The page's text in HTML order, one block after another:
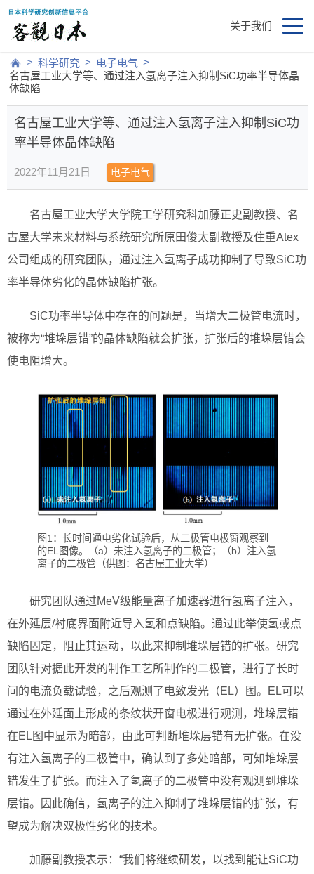
关于我们
> 科学研究 > 电子电气 >
名古屋工业大学等、通过注入氢离子注入抑制SiC功率半导体晶
体缺陷
名古屋工业大学等、通过注入氢离子注入抑制SiC功
率半导体晶体缺陷
2022年11月21日 电子电气
名古屋工业大学大学院工学研究科加藤正史副教授、名
古屋大学未来材料与系统研究所原田俊太副教授及住重Atex
公司组成的研究团队，通过注入氢离子成功抑制了导致SiC功
率半导体劣化的晶体缺陷扩张。
SiC功率半导体中存在的问题是，当增大二极管电流时，
被称为“堆垛层错”的晶体缺陷就会扩张，扩张后的堆垛层错会
使电阻增大。
图1：长时间通电劣化试验后，从二极管电极窗观察到
的EL图像。（a）未注入氢离子的二极管；（b）注入氢
离子的二极管（供图：名古屋工业大学）
研究团队通过MeV级能量离子加速器进行氢离子注入，
在外延层/衬底界面附近导入氢和点缺陷。通过此举使氢或点
缺陷固定，阻止其运动，以此来抑制堆垛层错的扩张。研究
团队针对据此开发的制作工艺所制作的二极管，进行了长时
间的电流负载试验，之后观测了电致发光（EL）图。EL可以
通过在外延面上形成的条纹状开窗电极进行观测，堆垛层错
在EL图中显示为暗部，由此可判断堆垛层错有无扩张。在没
有注入氢离子的二极管中，确认到了多处暗部，可知堆垛层
错发生了扩张。而注入了氢离子的二极管中没有观测到堆垛
层错。因此确信，氢离子的注入抑制了堆垛层错的扩张，有
望成为解决双极性劣化的技术。
加藤副教授表示：“我们将继续研发，以找到能让SiC功